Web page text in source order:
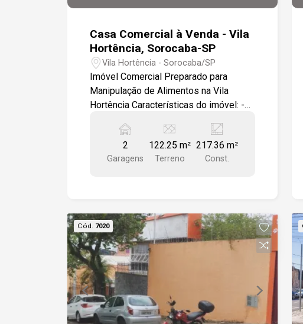
Casa Comercial à Venda - Vila
Hortência, Sorocaba-SP
Vila Hortência - Sorocaba/SP
Imóvel Comercial Preparado para
Manipulação de Alimentos na Vila
Hortência Características do imóvel: -4
administração ou apoio operacional; -2
vestiários independentes (masculino e
feminino); -Área de copa com pia e
Imóvel adaptado para atender às
necessidades de operações
alimentícias e processos que exigem
conformidade sanitária. Localizado na
Vila Hortência, em região de fácil
acesso, ideal para indústrias
alimentícias, cozinhas industriais,
distribuidoras, centrais de produção,
2
Garagens
122.25 m²
Terreno
217.36 m²
Const.
Cód. 7020